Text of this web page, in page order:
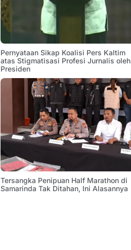
Pernyataan Sikap Koalisi Pers Kaltim
atas Stigmatisasi Profesi Jurnalis oleh
Presiden
Tersangka Penipuan Half Marathon di
Samarinda Tak Ditahan, Ini Alasannya